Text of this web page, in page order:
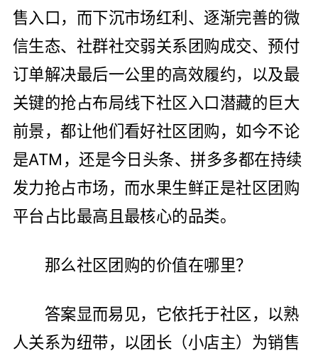
售入口，而下沉市场红利、逐渐完善的微
信生态、社群社交弱关系团购成交、预付
订单解决最后一公里的高效履约，以及最
关键的抢占布局线下社区入口潜藏的巨大
前景，都让他们看好社区团购，如今不论
是ATM，还是今日头条、拼多多都在持续
发力抢占市场，而水果生鲜正是社区团购
平台占比最高且最核心的品类。
那么社区团购的价值在哪里？
答案显而易见，它依托于社区，以熟
人关系为纽带，以团长（小店主）为销售